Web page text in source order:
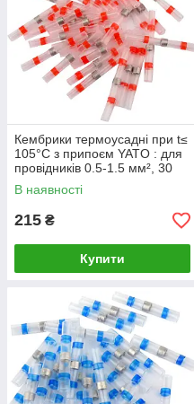
Кембрики термоусадні при t≤
105°C з припоєм YATO : для
провідників 0.5-1.5 мм², 30
шт [15]
В наявності
215 ₴
Купити